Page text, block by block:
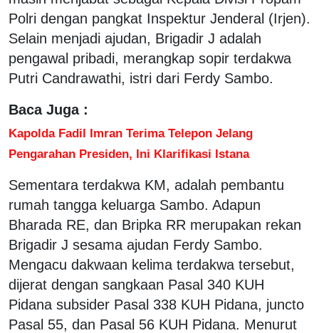
Polri dengan pangkat Inspektur Jenderal (Irjen).
Selain menjadi ajudan, Brigadir J adalah
pengawal pribadi, merangkap sopir terdakwa
Putri Candrawathi, istri dari Ferdy Sambo.
Baca Juga :
Kapolda Fadil Imran Terima Telepon Jelang
Pengarahan Presiden, Ini Klarifikasi Istana
Sementara terdakwa KM, adalah pembantu
rumah tangga keluarga Sambo. Adapun
Bharada RE, dan Bripka RR merupakan rekan
Brigadir J sesama ajudan Ferdy Sambo.
Mengacu dakwaan kelima terdakwa tersebut,
dijerat dengan sangkaan Pasal 340 KUH
Pidana subsider Pasal 338 KUH Pidana, juncto
Pasal 55, dan Pasal 56 KUH Pidana. Menurut